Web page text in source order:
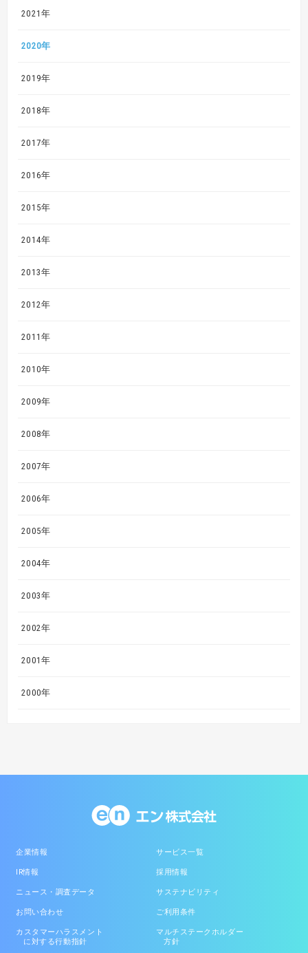
2021年
2020年
2019年
2018年
2017年
2016年
2015年
2014年
2013年
2012年
2011年
2010年
2009年
2008年
2007年
2006年
2005年
2004年
2003年
2002年
2001年
2000年
企業情報 サービス一覧
IR情報 採用情報
ニュース・調査データ サステナビリティ
お問い合わせ ご利用条件
カスタマーハラスメント
に対する行動指針
マルチステークホルダー
方針